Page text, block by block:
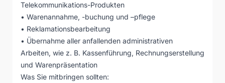
Telekommunikations-Produkten
• Warenannahme, -buchung und –pflege
• Reklamationsbearbeitung
• Übernahme aller anfallenden administrativen
Arbeiten, wie z. B. Kassenführung, Rechnungserstellung
und Warenpräsentation
Was Sie mitbringen sollten: